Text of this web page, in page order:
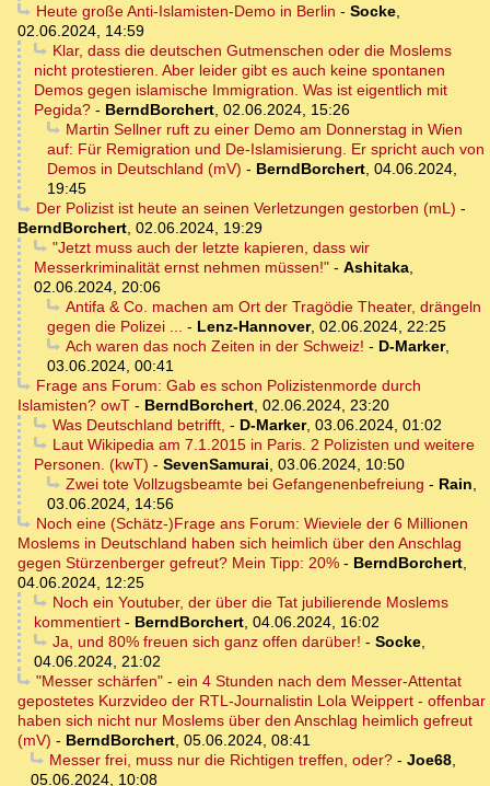
Heute große Anti-Islamisten-Demo in Berlin - Socke,
02.06.2024, 14:59
Klar, dass die deutschen Gutmenschen oder die Moslems
nicht protestieren. Aber leider gibt es auch keine spontanen
Demos gegen islamische Immigration. Was ist eigentlich mit
Pegida? - BerndBorchert, 02.06.2024, 15:26
Martin Sellner ruft zu einer Demo am Donnerstag in Wien
auf: Für Remigration und De-Islamisierung. Er spricht auch von
Demos in Deutschland (mV) - BerndBorchert, 04.06.2024,
19:45
Der Polizist ist heute an seinen Verletzungen gestorben (mL) -
BerndBorchert, 02.06.2024, 19:29
"Jetzt muss auch der letzte kapieren, dass wir
Messerkriminalität ernst nehmen müssen!" - Ashitaka,
02.06.2024, 20:06
Antifa & Co. machen am Ort der Tragödie Theater, drängeln
gegen die Polizei ... - Lenz-Hannover, 02.06.2024, 22:25
Ach waren das noch Zeiten in der Schweiz! - D-Marker,
03.06.2024, 00:41
Frage ans Forum: Gab es schon Polizistenmorde durch
Islamisten? owT - BerndBorchert, 02.06.2024, 23:20
Was Deutschland betrifft, - D-Marker, 03.06.2024, 01:02
Laut Wikipedia am 7.1.2015 in Paris. 2 Polizisten und weitere
Personen. (kwT) - SevenSamurai, 03.06.2024, 10:50
Zwei tote Vollzugsbeamte bei Gefangenenbefreiung - Rain,
03.06.2024, 14:56
Noch eine (Schätz-)Frage ans Forum: Wieviele der 6 Millionen
Moslems in Deutschland haben sich heimlich über den Anschlag
gegen Stürzenberger gefreut? Mein Tipp: 20% - BerndBorchert,
04.06.2024, 12:25
Noch ein Youtuber, der über die Tat jubilierende Moslems
kommentiert - BerndBorchert, 04.06.2024, 16:02
Ja, und 80% freuen sich ganz offen darüber! - Socke,
04.06.2024, 21:02
"Messer schärfen" - ein 4 Stunden nach dem Messer-Attentat
gepostetes Kurzvideo der RTL-Journalistin Lola Weippert - offenbar
haben sich nicht nur Moslems über den Anschlag heimlich gefreut
(mV) - BerndBorchert, 05.06.2024, 08:41
Messer frei, muss nur die Richtigen treffen, oder?- Joe68,
05.06.2024, 10:08